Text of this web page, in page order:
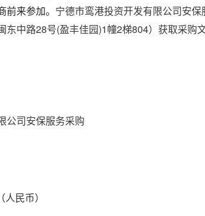
来参加。 宁德市鸾港投资开发有限公司安保
东中路28号(盈丰佳园)1幢2梯804）获取采购
公司安保服务采购
民币）